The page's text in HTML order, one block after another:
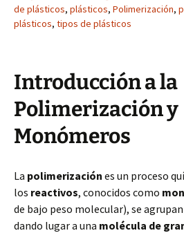
de plásticos, plásticos, Polimerización,
plásticos, tipos de plásticos
Introducción a la
Polimerización y
Monómeros
La polimerización es un proceso
los reactivos, conocidos como
de bajo peso molecular), se
dando lugar a una molécula de